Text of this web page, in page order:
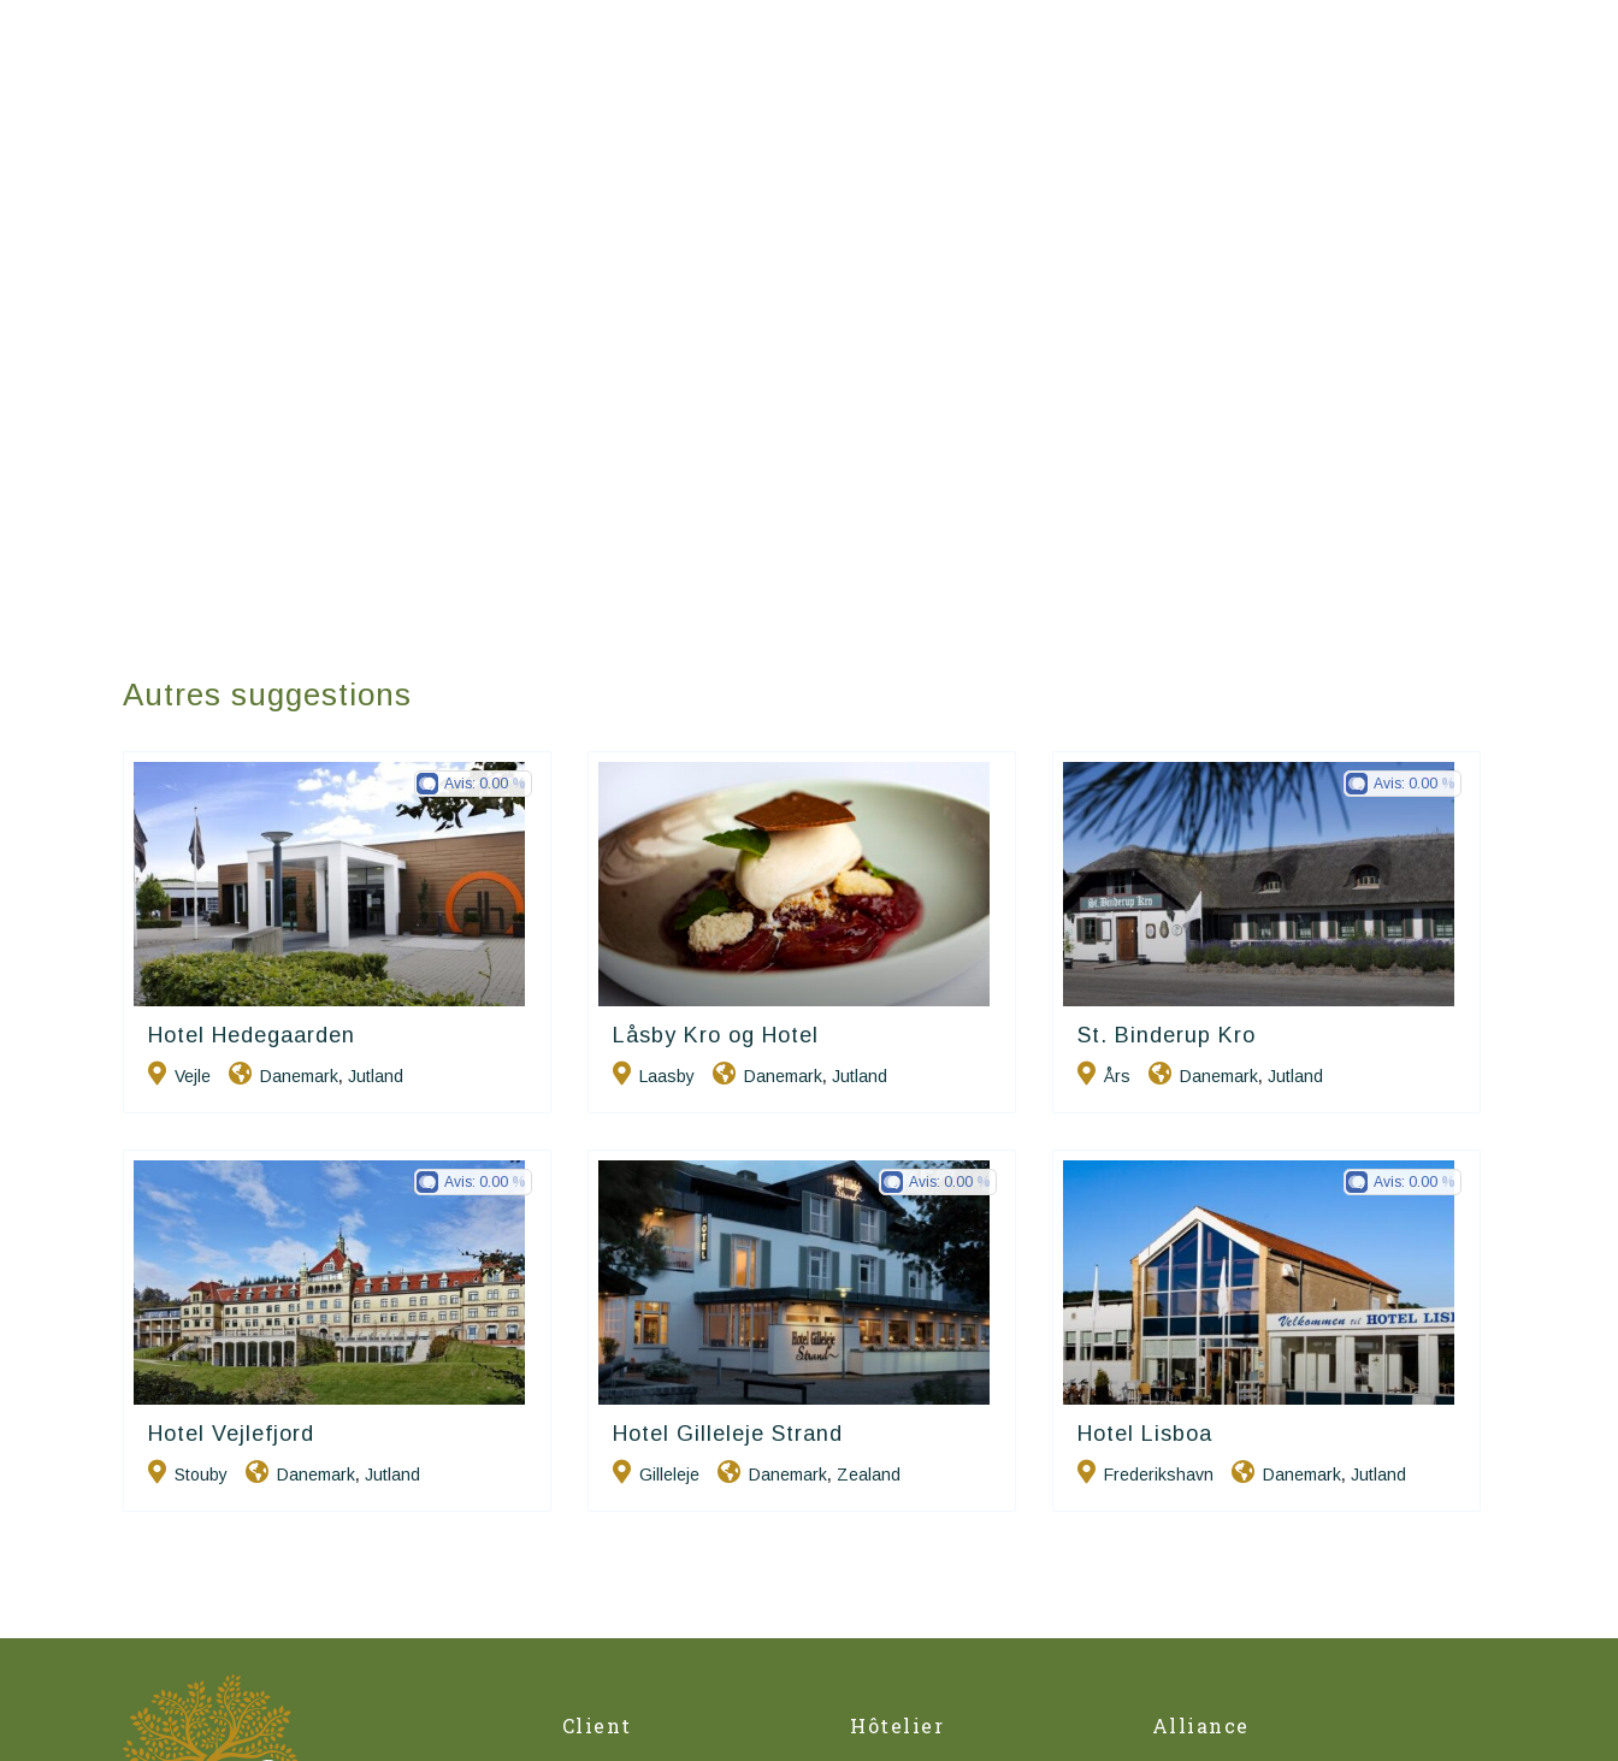
Autres suggestions
Hotel Hedegaarden
Vejle Danemark, Jutland
Avis: 0.00
Låsby Kro og Hotel
Laasby Danemark,Jutland
St. Binderup Kro
Års Danemark,Jutland
Avis: 0.00
Hotel Vejlefjord
Stouby Danemark, Jutland
Avis:0.00
Hotel Gilleleje Strand
Gilleleje Danemark, Zealand
Avis:0.00
Hotel Lisboa
Frederikshavn Danemark,Jutland
Avis: 0.00
Client Hôtelier Alliance